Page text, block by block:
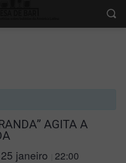
AGITA A
25 janeiro 22:00